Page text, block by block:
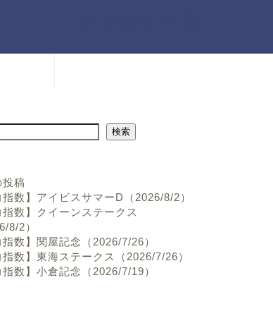
検索
稿
指数】アイビスサマーD（2026/8/2）
指数】クイーンステークス
8/2）
指数】関屋記念（2026/7/26）
指数】東海ステークス（2026/7/26）
指数】小倉記念（2026/7/19）